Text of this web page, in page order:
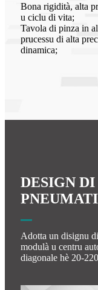
Bona rigidità, alta
u ciclu di vita;
Tavola di pinza in
prucessu di alta
dinamica;
DESIGN
Adotta un disignu
modulà u centru
diagonale hè 20-